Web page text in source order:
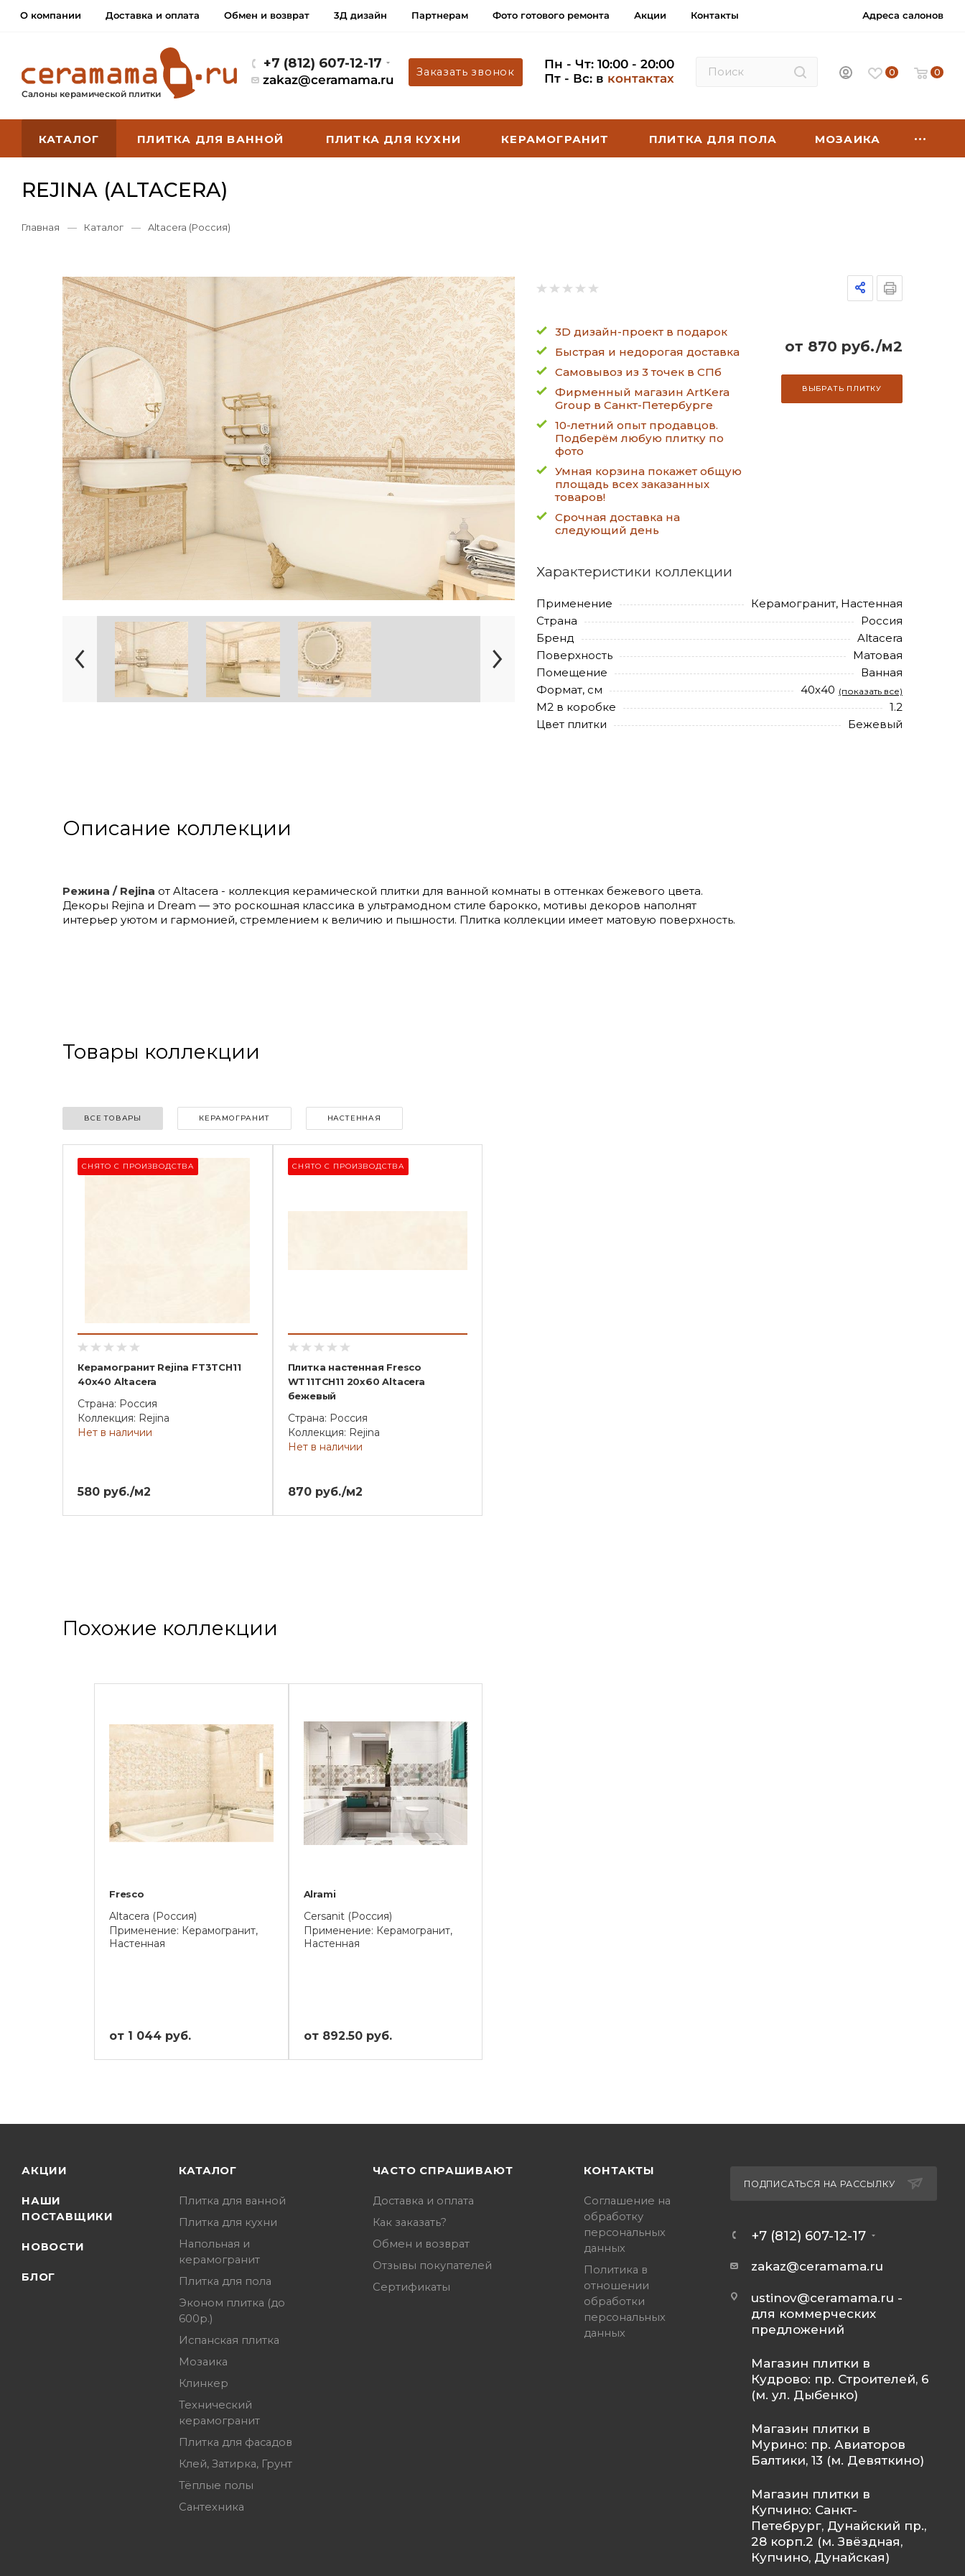
О компании Доставка и оплата Обмен и возврат 3Д дизайн Партнерам Фото готового ремонта Акции Контакты Адреса салонов
Салоны керамической плитки
+7 (812) 607-12-17
zakaz@ceramama.ru
Заказать звонок
Пн - Чт: 10:00 - 20:00
Пт - Вс: в контактах 0 0
КАТАЛОГ ПЛИТКА ДЛЯ ВАННОЙ ПЛИТКА ДЛЯ КУХНИ КЕРАМОГРАНИТ ПЛИТКА ДЛЯ ПОЛА МОЗАИКА
REJINA (ALTACERA)
Главная — Каталог — Altacera (Россия)
3D дизайн-проект в подарок
Быстрая и недорогая доставка
Самовывоз из 3 точек в СПб
Фирменный магазин ArtKera
Group в Санкт-Петербурге
10-летний опыт продавцов.
Подберём любую плитку по
фото
Умная корзина покажет общую
площадь всех заказанных
товаров!
Срочная доставка на
следующий день
от 870 руб./м2
ВЫБРАТЬ ПЛИТКУ
Характеристики коллекции
Применение
Керамогранит, Настенная
Страна
Россия
Бренд
Altacera
Поверхность
Матовая
Помещение
Ванная
Формат, см
40х40 (показать все)
М2 в коробке
1.2
Цвет плитки
Бежевый
Описание коллекции
Режина / Rejina от Altacera - коллекция керамической плитки для ванной комнаты в оттенках бежевого цвета.
Декоры Rejina и Dream — это роскошная классика в ультрамодном стиле барокко, мотивы декоров наполнят
интерьер уютом и гармонией, стремлением к величию и пышности. Плитка коллекции имеет матовую поверхность.
Товары коллекции
ВСЕ ТОВАРЫ КЕРАМОГРАНИТ НАСТЕННАЯ
СНЯТО С ПРОИЗВОДСТВА
Керамогранит Rejina FT3TCH11
40х40 Altacera
Страна: Россия
Коллекция: Rejina
Нет в наличии
580 руб./м2
СНЯТО С ПРОИЗВОДСТВА
Плитка настенная Fresco
WT11TCH11 20х60 Altacera
бежевый
Страна: Россия
Коллекция: Rejina
Нет в наличии
870 руб./м2
Похожие коллекции
Fresco
Altacera (Россия)
Применение: Керамогранит,
Настенная
от 1 044 руб.
Alrami
Cersanit (Россия)
Применение: Керамогранит,
Настенная
от 892.50 руб.
АКЦИИ
НАШИ
ПОСТАВЩИКИ
НОВОСТИ
БЛОГ
КАТАЛОГ
Плитка для ванной
Плитка для кухни
Напольная и
керамогранит
Плитка для пола
Эконом плитка (до
600р.)
Испанская плитка
Мозаика
Клинкер
Технический
керамогранит
Плитка для фасадов
Клей, Затирка, Грунт
Тёплые полы
Сантехника
ЧАСТО СПРАШИВАЮТ
Доставка и оплата
Как заказать?
Обмен и возврат
Отзывы покупателей
Сертификаты
КОНТАКТЫ
Соглашение на
обработку
персональных
данных
Политика в
отношении
обработки
персональных
данных
ПОДПИСАТЬСЯ НА РАССЫЛКУ
+7 (812) 607-12-17
zakaz@ceramama.ru
ustinov@ceramama.ru -
для коммерческих
предложений
Магазин плитки в
Кудрово: пр. Строителей, 6
(м. ул. Дыбенко)
Магазин плитки в
Мурино: пр. Авиаторов
Балтики, 13 (м. Девяткино)
Магазин плитки в
Купчино: Санкт-
Петебрург, Дунайский пр.,
28 корп.2 (м. Звёздная,
Купчино, Дунайская)